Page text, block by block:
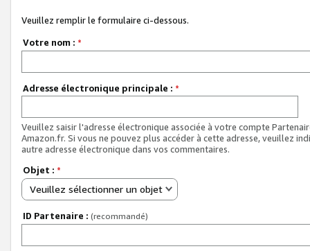
Veuillez remplir le formulaire ci-dessous.
Votre nom : *
Adresse électronique principale : *
Veuillez saisir l'adresse électronique associée à votre compte
Amazon.fr. Si vous ne pouvez plus accéder à cette adresse, veuillez
autre adresse électronique dans vos commentaires.
Objet : *
Veuillez sélectionner un objet
ID Partenaire : (recommandé)